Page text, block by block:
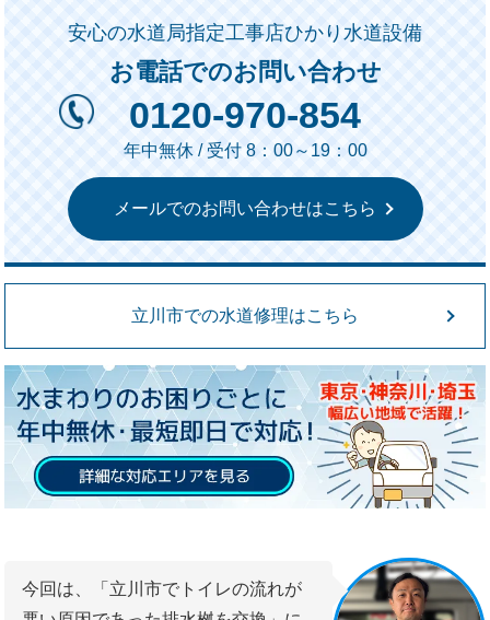
安心の水道局指定工事店ひかり水道設備
お電話でのお問い合わせ
0120-970-854
年中無休 / 受付 8：00～19：00
メールでのお問い合わせはこちら
立川市での水道修理はこちら
今回は、「立川市でトイレの流れが